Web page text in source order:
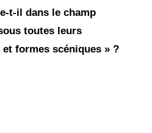
t-il dans le champ
toutes leurs
formes scéniques » ?